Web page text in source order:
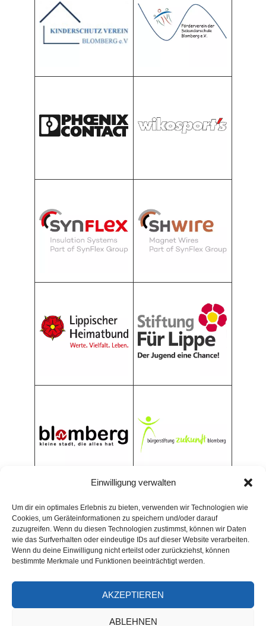
Einwilligung verwalten
Um dir ein optimales Erlebnis zu bieten, verwenden wir Technologien wie
Cookies, um Geräteinformationen zu speichern und/oder darauf
zuzugreifen. Wenn du diesen Technologien zustimmst, können wir Daten
wie das Surfverhalten oder eindeutige IDs auf dieser Website verarbeiten.
Wenn du deine Einwilligung nicht erteilst oder zurückziehst, können
bestimmte Merkmale und Funktionen beeinträchtigt werden.
AKZEPTIEREN
ABLEHNEN